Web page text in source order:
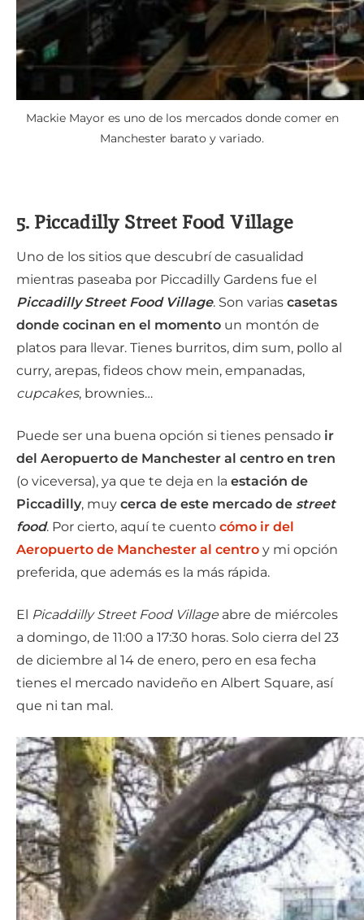
Mackie Mayor es uno de los mercados donde comer en
Manchester barato y variado.
5. Piccadilly Street Food Village
Uno de los sitios que descubrí de casualidad
mientras paseaba por Piccadilly Gardens fue el
Piccadilly Street Food Village. Son varias casetas
donde cocinan en el momento un montón de
platos para llevar. Tienes burritos, dim sum, pollo al
curry, arepas, fideos chow mein, empanadas,
cupcakes, brownies…
Puede ser una buena opción si tienes pensado ir
del Aeropuerto de Manchester al centro en tren
(o viceversa), ya que te deja en la estación de
Piccadilly, muy cerca de este mercado de street
food. Por cierto, aquí te cuento cómo ir del
Aeropuerto de Manchester al centro y mi opción
preferida, que además es la más rápida.
El Picaddilly Street Food Village abre de miércoles
a domingo, de 11:00 a 17:30 horas. Solo cierra del 23
de diciembre al 14 de enero, pero en esa fecha
tienes el mercado navideño en Albert Square, así
que ni tan mal.